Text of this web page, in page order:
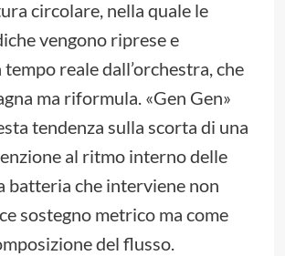
circolare, nella quale le
vengono riprese e
reale dall’orchestra, che
ma riformula. «Gen Gen»
tendenza sulla scorta di una
al ritmo interno delle
batteria che interviene non
sostegno metrico ma come
del flusso.